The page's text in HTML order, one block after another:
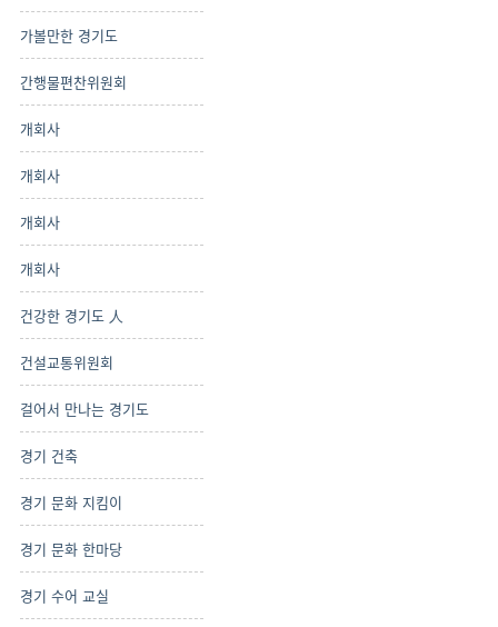
가볼만한 경기도
간행물편찬위원회
개회사
개회사
개회사
개회사
건강한 경기도 人
건설교통위원회
걸어서 만나는 경기도
경기 건축
경기 문화 지킴이
경기 문화 한마당
경기 수어 교실